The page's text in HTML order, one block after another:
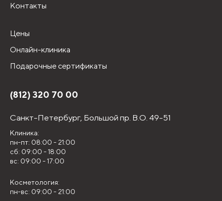
Контакты
Цены
Онлайн-клиника
Подарочные сертификаты
(812) 320 70 00
Санкт-Петербург, Большой пр. В.О. 49-51
Клиника:
пн-пт: 08:00 - 21:00
сб: 09:00 - 18:00
вс: 09:00 - 17:00
Косметология:
пн-вс: 09:00 - 21:00